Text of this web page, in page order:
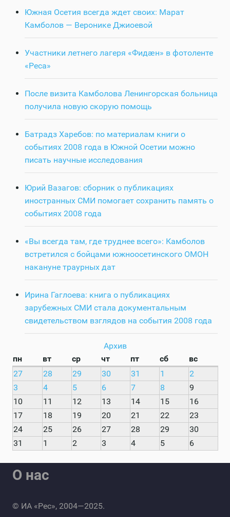
Южная Осетия всегда ждет своих: Марат
Камболов — Веронике Джиоевой
Участники летнего лагеря «Фидӕн» в фотоленте
«Реса»
После визита Камболова Ленингорская больница
получила новую скорую помощь
Батрадз Харебов: по материалам книги о
событиях 2008 года в Южной Осетии можно
писать научные исследования
Юрий Вазагов: сборник о публикациях
иностранных СМИ помогает сохранить память о
событиях 2008 года
«Вы всегда там, где труднее всего»: Камболов
встретился с бойцами южноосетинского ОМОН
накануне траурных дат
Ирина Гаглоева: книга о публикациях
зарубежных СМИ стала документальным
свидетельством взглядов на события 2008 года
Архив
пн
вт ср чт пт сб
вс
27
28 29 30 31 1
2
3
4 5 6 7 8
9
10
11 12 13 14 15
16
17
18 19 20 21 22
23
24
25 26 27 28 29
30
31
1 2 3 4 5 6
О нас
© ИА «Рес», 2004—2025.